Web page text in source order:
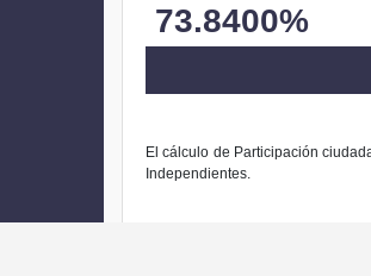
73.8400%
El cálculo de Participación
Independientes.